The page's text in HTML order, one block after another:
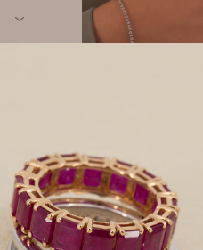
BRACCIALE
0,90 Ct.
2.720,00